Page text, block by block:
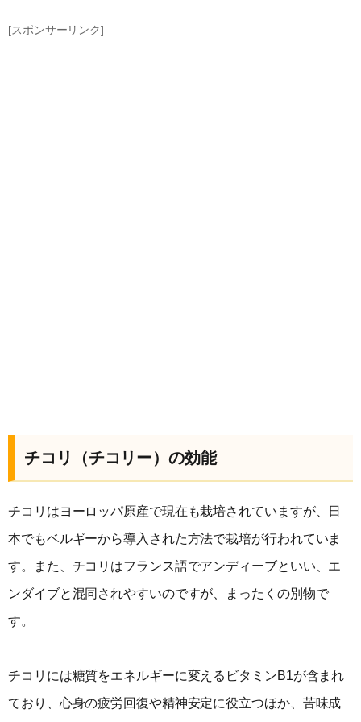
[スポンサーリンク]
チコリ（チコリー）の効能
チコリはヨーロッパ原産で現在も栽培されていますが、日
本でもベルギーから導入された方法で栽培が行われていま
す。また、チコリはフランス語でアンディーブといい、エ
ンダイブと混同されやすいのですが、まったくの別物で
す。
チコリには糖質をエネルギーに変えるビタミンB1が含まれ
ており、心身の疲労回復や精神安定に役立つほか、苦味成